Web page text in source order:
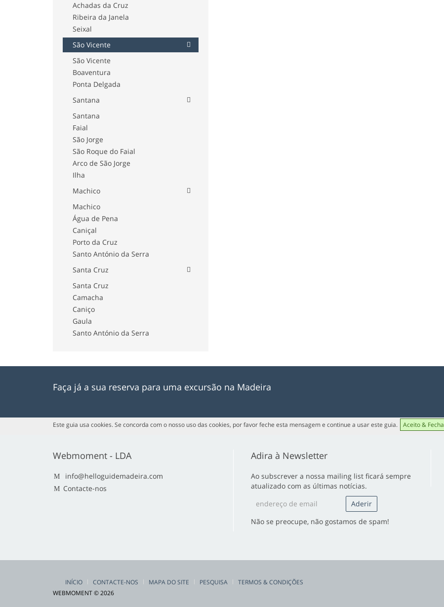
Achadas da Cruz
Ribeira da Janela
Seixal
São Vicente
São Vicente
Boaventura
Ponta Delgada
Santana
Santana
Faial
São Jorge
São Roque do Faial
Arco de São Jorge
Ilha
Machico
Machico
Água de Pena
Caniçal
Porto da Cruz
Santo António da Serra
Santa Cruz
Santa Cruz
Camacha
Caniço
Gaula
Santo António da Serra
Faça já a sua reserva para uma excursão na Madeira
Este guia usa cookies. Se concorda com o nosso uso das cookies, por favor feche esta mensagem e continue a usar este guia. Aceito & Fecha
Webmoment - LDA
info@helloguidemadeira.com
Contacte-nos
Adira à Newsletter
Ao subscrever a nossa mailing list ficará sempre
atualizado com as últimas notícias.
Não se preocupe, não gostamos de spam!
INÍCIO CONTACTE-NOS MAPA DO SITE PESQUISA
TERMOS & CONDIÇÕES
WEBMOMENT © 2026